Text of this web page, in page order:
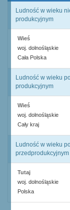
Ludność w wieku
produkcyjnym
Wieś
woj. dolnośląskie
Cała Polska
Ludność w wieku
produkcyjnym
Wieś
woj. dolnośląskie
Cały kraj
Ludność w wieku
przedprodukcyjnym
Tutaj
woj. dolnośląskie
Polska